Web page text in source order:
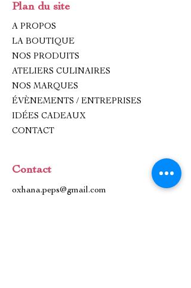
Plan du site
A PROPOS
LA BOUTIQUE
NOS PRODUITS
ATELIERS CULINAIRES
NOS MARQUES
ÉVÈNEMENTS / ENTREPRISES
IDÉES CADEAUX
CONTACT
Contact
oxhana.peps@gmail.com